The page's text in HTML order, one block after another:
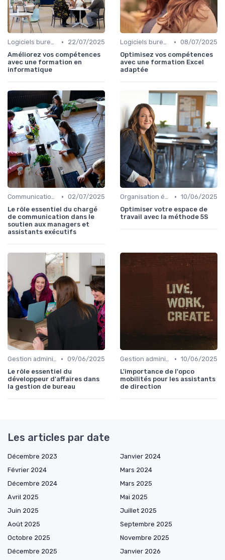
Logiciels bureautiques •
22/07/2025
Améliorez vos compétences
avec une formation en
informatique
Logiciels bureautiques • 08/07/2025
Optimisez vos compétences
avec une formation Excel
adaptée
Communication numérique • 02/07/2025
Le rôle essentiel du chargé
de communication dans le
soutien aux managers et
assistants exécutifs
Organisation événements • 10/06/2025
Optimiser votre espace de
travail avec la méthode 5S
Gestion administrative • 09/06/2025
Le rôle essentiel du
développeur d'affaires dans
la gestion de bureau
Gestion administrative • 10/06/2025
L'importance de l'opco
mobilités pour les assistants
de direction
Les articles par date
Décembre 2023
Janvier 2024
Février 2024
Mars 2024
Décembre 2024
Mars 2025
Avril 2025
Mai 2025
Juin 2025
Juillet 2025
Août 2025
Septembre 2025
Octobre 2025
Novembre 2025
Décembre 2025
Janvier 2026